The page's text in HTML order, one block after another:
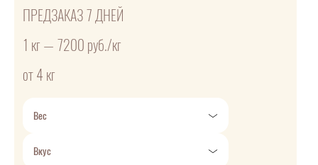
ПРЕДЗАКАЗ 7 ДНЕЙ
1 кг — 7200 руб./кг
от 4 кг
Вес
Вкус